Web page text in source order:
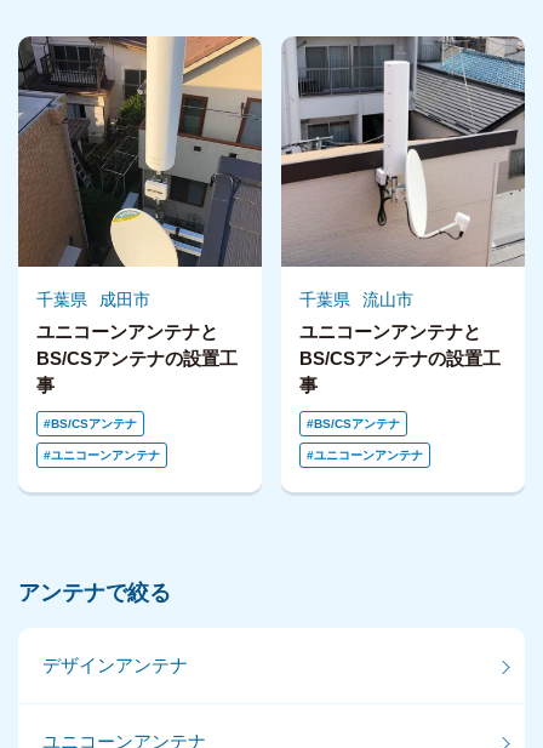
千葉県 成田市
ユニコーンアンテナと
BS/CSアンテナの設置工
事
BS/CSアンテナ
ユニコーンアンテナ
千葉県 流山市
ユニコーンアンテナと
BS/CSアンテナの設置工
事
BS/CSアンテナ
ユニコーンアンテナ
アンテナで絞る
デザインアンテナ
ユニコーンアンテナ